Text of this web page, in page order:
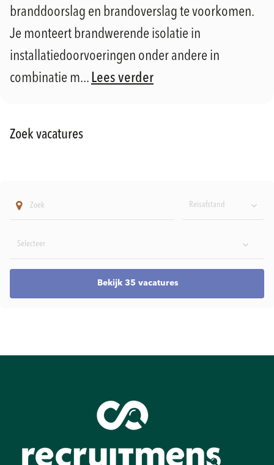
branddoorslag en brandoverslag te voorkomen.
Je monteert brandwerende isolatie in
installatiedoorvoeringen onder andere in
combinatie m... Lees verder
Zoek vacatures
Reisafstand
Bekijk 35 vacatures